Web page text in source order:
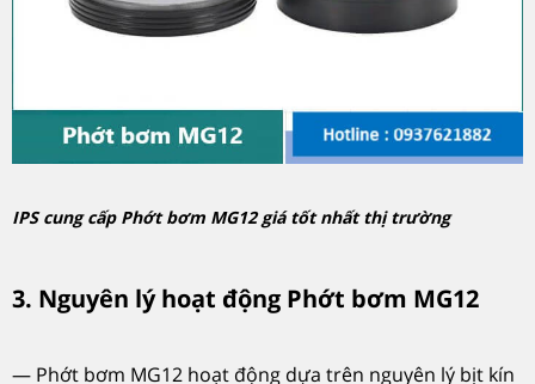
IPS cung cấp Phớt bơm MG12 giá tốt nhất thị trường
3. Nguyên lý hoạt động Phớt bơm MG12
— Phớt bơm MG12 hoạt động dựa trên nguyên lý bịt kín